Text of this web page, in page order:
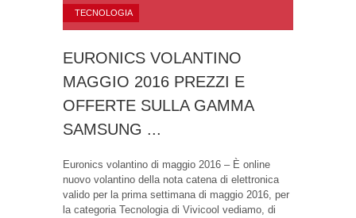
TECNOLOGIA
EURONICS VOLANTINO
MAGGIO 2016 PREZZI E
OFFERTE SULLA GAMMA
SAMSUNG ...
Euronics volantino di maggio 2016 – È online
nuovo volantino della nota catena di elettronica
valido per la prima settimana di maggio 2016, per
la categoria Tecnologia di Vivicool vediamo, di